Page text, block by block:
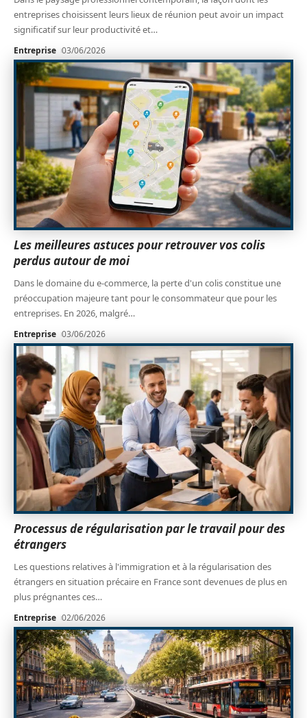
entreprises choisissent leurs lieux de réunion peut avoir un impact
significatif sur leur productivité et…
Entreprise 03/06/2026
Les meilleures astuces pour retrouver vos colis
perdus autour de moi
Dans le domaine du e-commerce, la perte d'un colis constitue une
préoccupation majeure tant pour le consommateur que pour les
entreprises. En 2026, malgré…
Entreprise 03/06/2026
Processus de régularisation par le travail pour des
étrangers
Les questions relatives à l'immigration et à la régularisation des
étrangers en situation précaire en France sont devenues de plus en
plus prégnantes ces…
Entreprise 02/06/2026